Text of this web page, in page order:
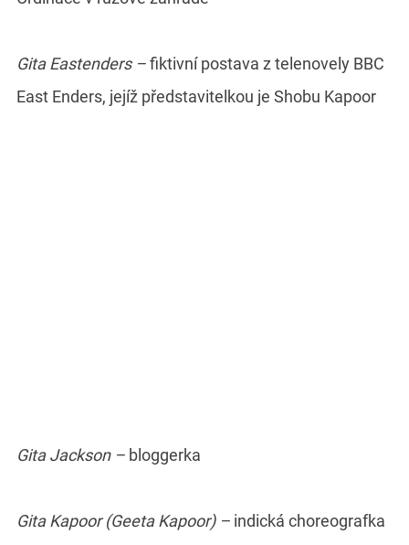
Gita Eastenders –fiktivní postava z telenovely BBC
East Enders, jejíž představitelkou je Shobu Kapoor
Gita Jackson – bloggerka
Gita Kapoor (Geeta Kapoor) – indická choreografka